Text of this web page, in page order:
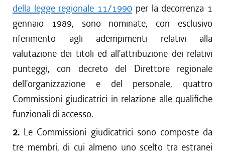
della legge regionale 11/1990 per la decorrenza 1
gennaio 1989, sono nominate, con esclusivo
riferimento agli adempimenti relativi alla
valutazione dei titoli ed all'attribuzione dei relativi
punteggi, con decreto del Direttore regionale
dell'organizzazione e del personale, quattro
Commissioni giudicatrici in relazione alle qualifiche
funzionali di accesso.
2. Le Commissioni giudicatrici sono composte da
tre membri, di cui almeno uno scelto tra estranei